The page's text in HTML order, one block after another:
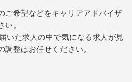
ご希望などをキャリアアドバイザ
。
いた求人の中で気になる求人が見
整はお任せください。